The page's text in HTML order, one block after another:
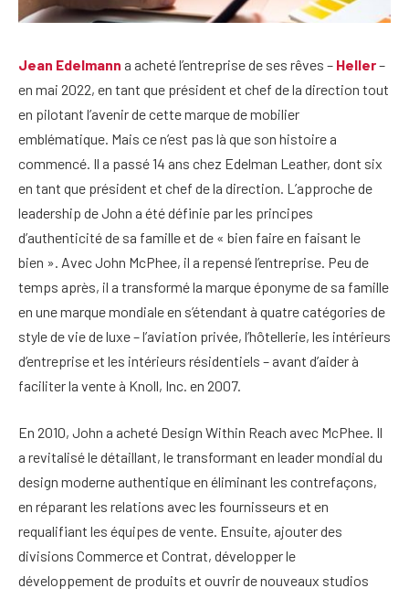
Jean Edelmann a acheté l’entreprise de ses rêves – Heller–
en mai 2022, en tant que président et chef de la direction tout
en pilotant l’avenir de cette marque de mobilier
emblématique. Mais ce n’est pas là que son histoire a
commencé. Il a passé 14 ans chez Edelman Leather, dont six
en tant que président et chef de la direction. L’approche de
leadership de John a été définie par les principes
d’authenticité de sa famille et de « bien faire en faisant le
bien ». Avec John McPhee, il a repensé l’entreprise. Peu de
temps après, il a transformé la marque éponyme de sa famille
en une marque mondiale en s’étendant à quatre catégories de
style de vie de luxe – l’aviation privée, l’hôtellerie, les intérieurs
d’entreprise et les intérieurs résidentiels – avant d’aider à
faciliter la vente à Knoll, Inc. en 2007.
En 2010, John a acheté Design Within Reach avec McPhee. Il
a revitalisé le détaillant, le transformant en leader mondial du
design moderne authentique en éliminant les contrefaçons,
en réparant les relations avec les fournisseurs et en
requalifiant les équipes de vente. Ensuite, ajouter des
divisions Commerce et Contrat, développer le
développement de produits et ouvrir de nouveaux studios